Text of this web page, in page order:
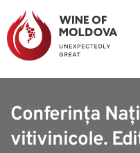
Conferința
vitivinicole.